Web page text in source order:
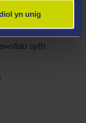
yn unig
syth